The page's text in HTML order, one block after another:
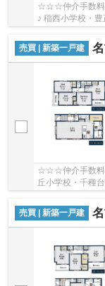
☆☆☆仲介手数料
♪ 稲西小学校・豊
売買 | 新築一戸建 名
☆☆☆仲介手数料
丘小学校・千種
売買 | 新築一戸建 名